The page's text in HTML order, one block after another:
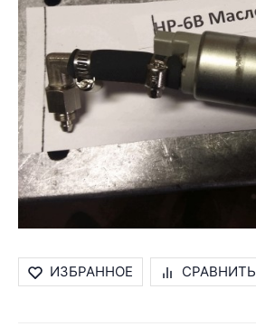
ИЗБРАННОЕ СРАВНИТЬ